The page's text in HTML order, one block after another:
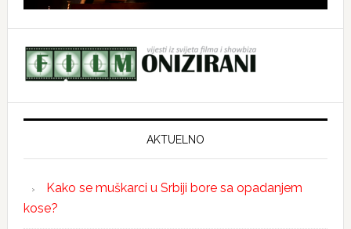
AKTUELNO
Kako se muškarci u Srbiji bore sa opadanjem
kose?